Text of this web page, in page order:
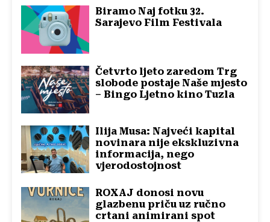
Biramo Naj fotku 32.
Sarajevo Film Festivala
Četvrto ljeto zaredom Trg
slobode postaje Naše mjesto
– Bingo Ljetno kino Tuzla
Ilija Musa: Najveći kapital
novinara nije ekskluzivna
informacija, nego
vjerodostojnost
ROXAJ donosi novu
glazbenu priču uz ručno
crtani animirani spot